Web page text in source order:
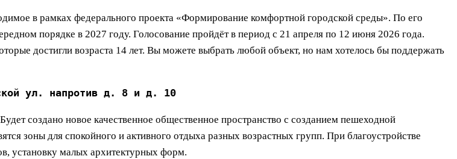
в рамках федерального проекта «Формирование комфортной городской среды». По его
порядке в 2027 году. Голосование пройдёт в период с 21 апреля по 12 июня 2026 года.
достигли возраста 14 лет. Вы можете выбрать любой объект, но нам хотелось бы поддержать
ул. напротив д. 8 и д. 10
создано новое качественное общественное пространство с созданием пешеходной
зоны для спокойного и активного отдыха разных возрастных групп. При благоустройстве
установку малых архитектурных форм.